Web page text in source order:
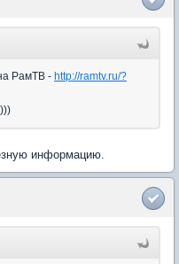
РамТВ - http://ramtv.ru/?
информацию.